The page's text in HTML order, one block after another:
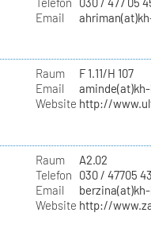
Email
Raum
F 1.11/H 107
Email
Website http://
Raum
A2.02
Telefon
030 / 47705
Email
Website http://